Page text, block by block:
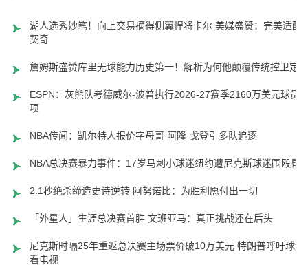
湖人选秀妙笔！向上交易摘得侧翼悍将卡尔 美媒盛赞：完美适配
契奇
詹姆斯盛赞库里无球能力历史第一！解析为何他颠覆传统控卫定义
ESPN：灰熊队考德威尔-波普执行2026-27赛季2160万美元球员
项
NBA传闻：凯尔特人报价字母哥 阿隆·戈登引多队追逐
NBA总决赛暴力事件：17岁马刺小球迷纽约遭尼克斯球迷围殴昏
2.1秒绝杀缔造史诗逆转 阿努诺比：为胜利愿付出一切
「外星人」生涯总决赛首胜 文班亚马：真正挑战还在后头
尼克斯时隔25年重返总决赛主场票价破10万美元 特朗普呼吁球迷
看电视